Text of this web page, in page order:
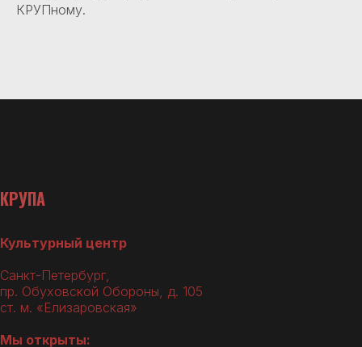
КРУПному.
КРУПА
Культурный центр
Санкт-Петербург,
пр. Обуховской Обороны, д. 105
ст. м. «Елизаровская»
Мы открыты: